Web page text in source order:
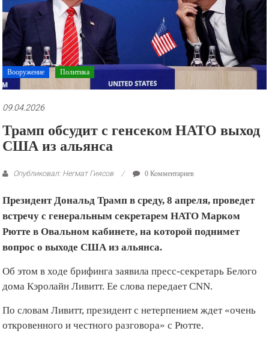
рекламные
ролики
и
презентации.
Вооружение Политика
09.04.2026
Трамп обсудит с генсеком НАТО выход
США из альянса
Опубликовал: Негмат Гиясов 0 Комментариев
Президент Дональд Трамп в среду, 8 апреля, проведет
встречу с генеральным секретарем НАТО Марком
Рютте в Овальном кабинете, на которой поднимет
вопрос о выходе США из альянса.
Об этом в ходе брифинга заявила пресс-секретарь Белого
дома Кэролайн Ливитт. Ее слова передает CNN.
По словам Ливитт, президент с нетерпением ждет «очень
откровенного и честного разговора» с Рютте.